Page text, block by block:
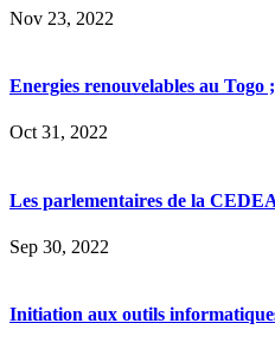
Nov 23, 2022
Energies renouvelables au Togo
Oct 31, 2022
Les parlementaires de la
Sep 30, 2022
Initiation aux outils